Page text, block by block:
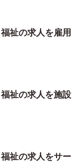
祉の求人を雇用
祉の求人を施設
祉の求人をサー